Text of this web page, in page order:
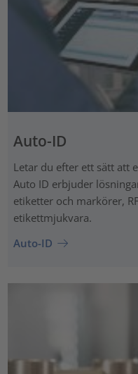
Auto-ID
Letar du efter ett sätt att
Auto ID erbjuder
etiketter och markörer,
etikettmjukvara.
Auto-ID